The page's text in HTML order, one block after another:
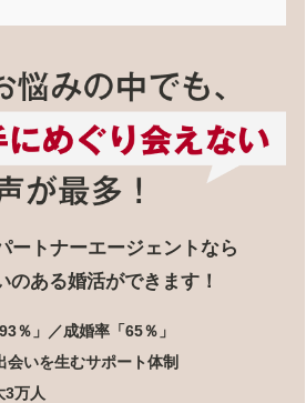
ートナーエージェントなら
のある婚活ができます！
％」／成婚率「65％」
会いを生むサポート体制
3万人